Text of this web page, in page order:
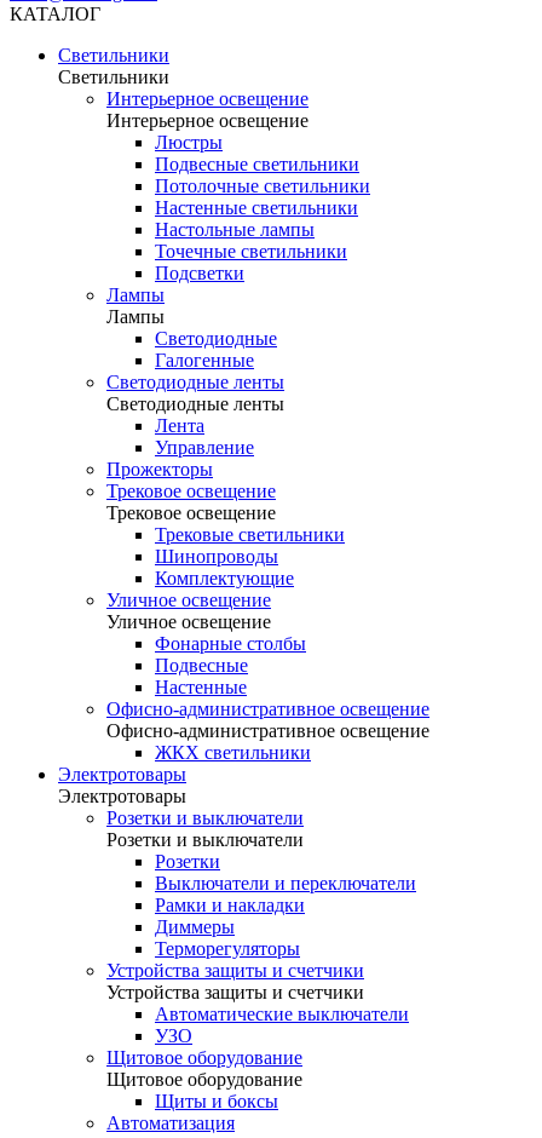
КАТАЛОГ
Светильники
Светильники
Интерьерное освещение
Интерьерное освещение
Люстры
Подвесные светильники
Потолочные светильники
Настенные светильники
Настольные лампы
Точечные светильники
Подсветки
Лампы
Лампы
Светодиодные
Галогенные
Светодиодные ленты
Светодиодные ленты
Лента
Управление
Прожекторы
Трековое освещение
Трековое освещение
Трековые светильники
Шинопроводы
Комплектующие
Уличное освещение
Уличное освещение
Фонарные столбы
Подвесные
Настенные
Офисно-административное освещение
Офисно-административное освещение
ЖКХ светильники
Электротовары
Электротовары
Розетки и выключатели
Розетки и выключатели
Розетки
Выключатели и переключатели
Рамки и накладки
Диммеры
Терморегуляторы
Устройства защиты и счетчики
Устройства защиты и счетчики
Автоматические выключатели
УЗО
Щитовое оборудование
Щитовое оборудование
Щиты и боксы
Автоматизация